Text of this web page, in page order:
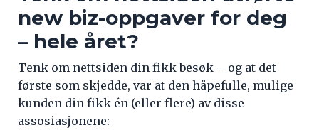
new biz-oppgaver for deg
– hele året?
Tenk om nettsiden din fikk besøk – og at det
første som skjedde, var at den håpefulle, mulige
kunden din fikk én (eller flere) av disse
assosiasjonene: